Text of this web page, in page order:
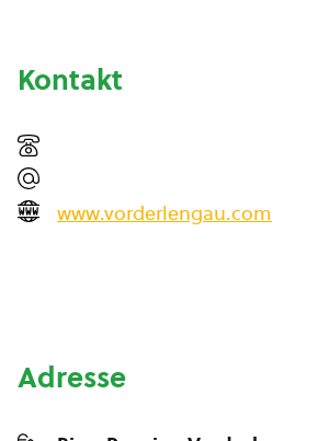
Kontakt
www.vorderlengau.com
Adresse